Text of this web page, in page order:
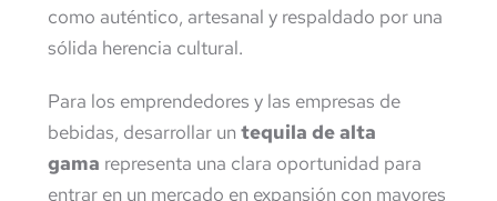
como auténtico, artesanal y respaldado por una
sólida herencia cultural.
Para los emprendedores y las empresas de
bebidas, desarrollar un tequila de alta
gama representa una clara oportunidad para
entrar en un mercado en expansión con mayores